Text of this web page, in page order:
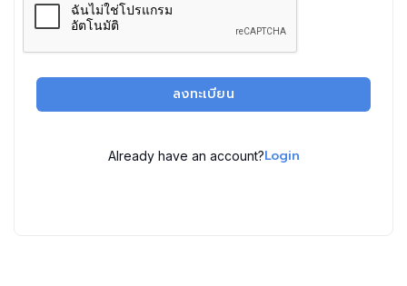
ลงทะเบียน
Already have an account?Login